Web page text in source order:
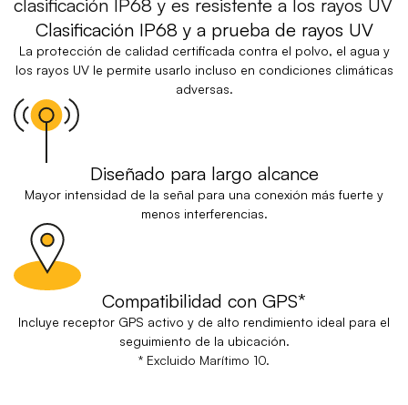
Clasificación IP68 y a prueba de rayos UV
La protección de calidad certificada contra el polvo, el agua y
los rayos UV le permite usarlo incluso en condiciones climáticas
adversas.
Diseñado para largo alcance
Mayor intensidad de la señal para una conexión más fuerte y
menos interferencias.
Compatibilidad con GPS*
Incluye receptor GPS activo y de alto rendimiento ideal para el
seguimiento de la ubicación.
* Excluido Marítimo 10.